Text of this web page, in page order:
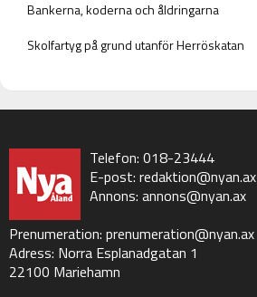
Bankerna, koderna och åldringarna
Skolfartyg på grund utanför Herröskatan
Telefon: 018-23444
E-post: redaktion@nyan.ax
Annons: annons@nyan.ax
Prenumeration: prenumeration@nyan.ax
Adress: Norra Esplanadgatan 1
22100 Mariehamn